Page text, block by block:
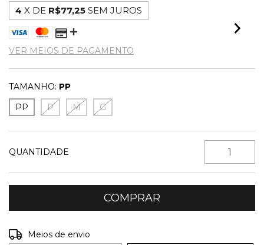
4 X DE R$77,25 SEM JUROS
VER MEIOS DE PAGAMENTO
TAMANHO: PP
PP
P M G
QUANTIDADE
Entregas para o CEP:
Meios de envio